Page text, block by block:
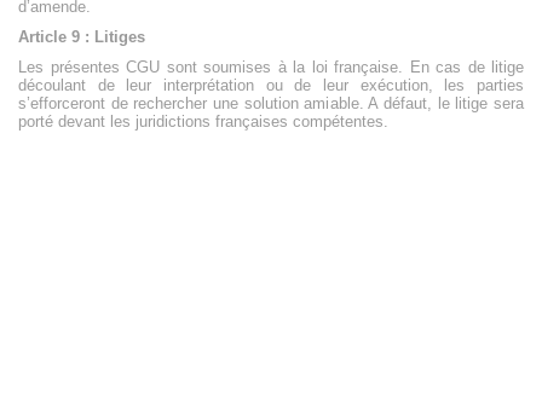
d’amende.
Article 9 : Litiges
Les présentes CGU sont soumises à la loi française. En cas de litige
découlant de leur interprétation ou de leur exécution, les parties
s’efforceront de rechercher une solution amiable. A défaut, le litige sera
porté devant les juridictions françaises compétentes.